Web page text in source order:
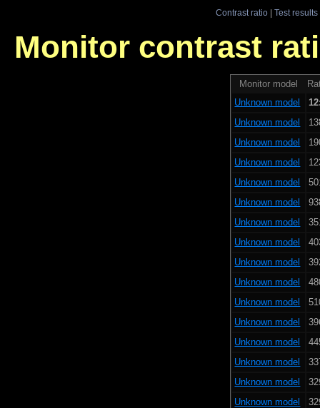
Contrast ratio| Test results
Monitor contrast
Monitor model
Unknown model
Unknown model
Unknown model
Unknown model
Unknown model
Unknown model
Unknown model
Unknown model
Unknown model
Unknown model
Unknown model
Unknown model
Unknown model
Unknown model
Unknown model
Unknown model